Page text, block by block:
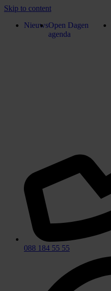
Skip to content
NieuwsOpen Dagen
agenda
088 184 55 55